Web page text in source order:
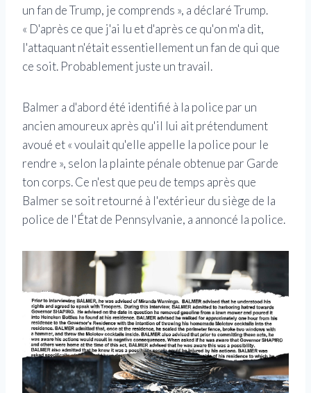
un fan de Trump, je comprends », a déclaré Trump.
« D'après ce que j'ai lu et d'après ce qu'on m'a dit,
l'attaquant n'était essentiellement un fan de qui que
ce soit. Probablement juste un travail.
Balmer a d'abord été identifié à la police par un
ancien amoureux après qu'il lui ait prétendument
avoué et « voulait qu'elle appelle la police pour le
rendre », selon la plainte pénale obtenue par Garde
ton corps. Ce n'est que peu de temps après que
Balmer se soit retourné à l'extérieur du siège de la
police de l'État de Pennsylvanie, a annoncé la police.